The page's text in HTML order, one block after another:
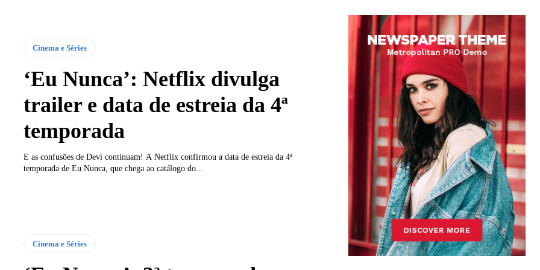
Cinema e Séries
‘Eu Nunca’: Netflix divulga
trailer e data de estreia da 4ª
temporada
E as confusões de Devi continuam! A Netflix confirmou a data de estreia da 4ª
temporada de Eu Nunca, que chega ao catálogo do...
Cinema e Séries